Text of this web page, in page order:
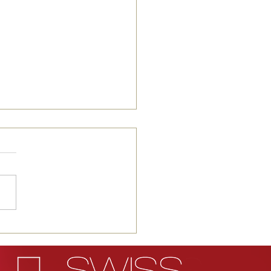
savez probablement
sur l’émail!